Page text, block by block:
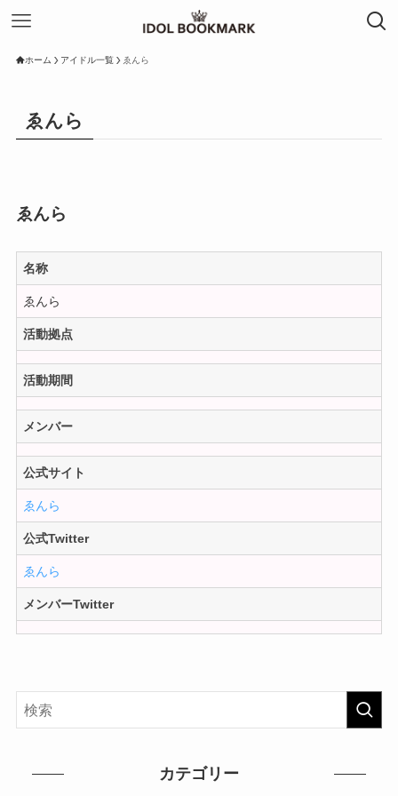
ホーム アイドル一覧 ゑんら
ゑんら
ゑんら
名称
ゑんら
活動拠点
活動期間
メンバー
公式サイト
ゑんら
公式Twitter
ゑんら
メンバーTwitter
カテゴリー